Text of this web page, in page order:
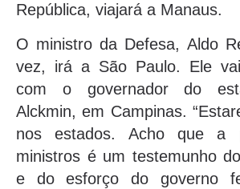
República, viajará a Manaus.
O ministro da Defesa, Aldo
vez, irá a São Paulo. Ele
com o governador do
Alckmin, em Campinas.
nos estados. Acho que a
ministros é um testemunho
e do esforço do governo